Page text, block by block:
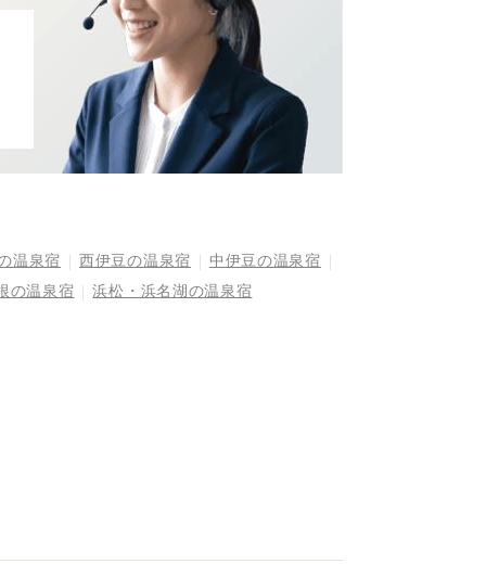
温泉宿 西伊豆の温泉宿
中伊豆の温泉宿
の温泉宿
浜松・浜名湖の温泉宿